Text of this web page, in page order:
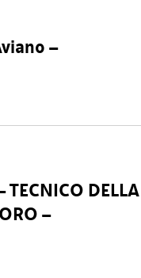
–
DELLA
–